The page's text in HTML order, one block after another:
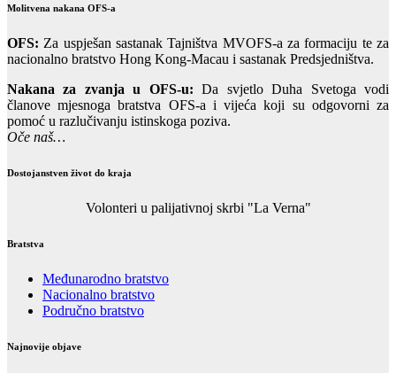
Molitvena nakana OFS-a
OFS: Za uspješan sastanak Tajništva MVOFS-a za formaciju te za
nacionalno bratstvo Hong Kong-Macau i sastanak Predsjedništva.
Nakana za zvanja u OFS-u: Da svjetlo Duha Svetoga vodi
članove mjesnoga bratstva OFS-a i vijeća koji su odgovorni za
pomoć u razlučivanju istinskoga poziva.
Oče naš…
Dostojanstven život do kraja
Volonteri u palijativnoj skrbi "La Verna"
Bratstva
Međunarodno bratstvo
Nacionalno bratstvo
Područno bratstvo
Najnovije objave